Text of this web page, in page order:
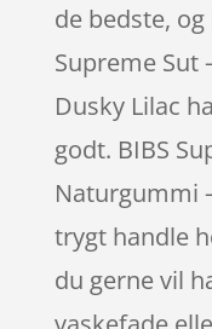
de bedste,
Supreme Sut
Dusky Lilac
godt. BIBS
Naturgummi
trygt handle
du gerne vil